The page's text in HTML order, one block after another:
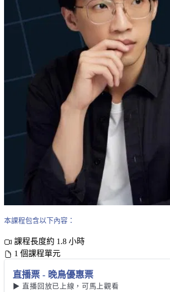
本課程包含以下內容：
課程長度約 1.8 小時
1 個課程單元
直播票 - 晚鳥優惠票
▶ 直播回放已上線，可馬上觀看